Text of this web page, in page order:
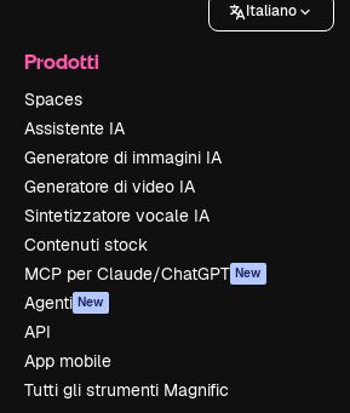
Italiano
Prodotti
Spaces
Assistente IA
Generatore di immagini IA
Generatore di video IA
Sintetizzatore vocale IA
Contenuti stock
MCP per Claude/ChatGPT New
Agenti New
API
App mobile
Tutti gli strumenti Magnific